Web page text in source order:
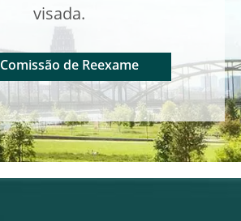
visada.
Comissão de Reexame